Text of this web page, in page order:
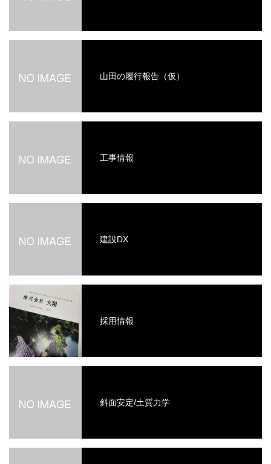
山田の履行報告（仮）
工事情報
建設DX
採用情報
斜面安定/土質力学